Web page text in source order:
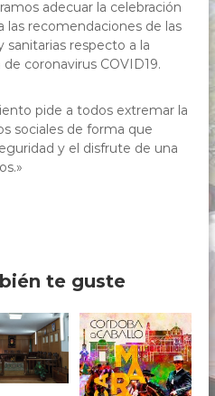
adecuar la celebración
las recomendaciones de las
respecto a la
coronavirus COVID19.
pide a todos extremar la
sociales de forma que
y el disfrute de una
te guste